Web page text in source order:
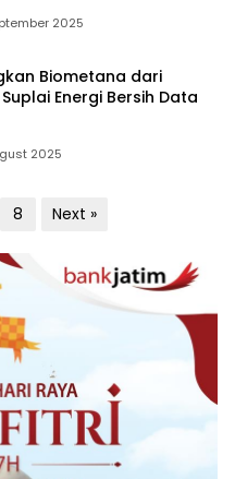
2025
Biometana dari
Energi Bersih Data
2025
8 Next »